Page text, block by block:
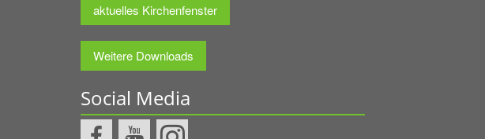
aktuelles Kirchenfenster
Weitere Downloads
Social Media